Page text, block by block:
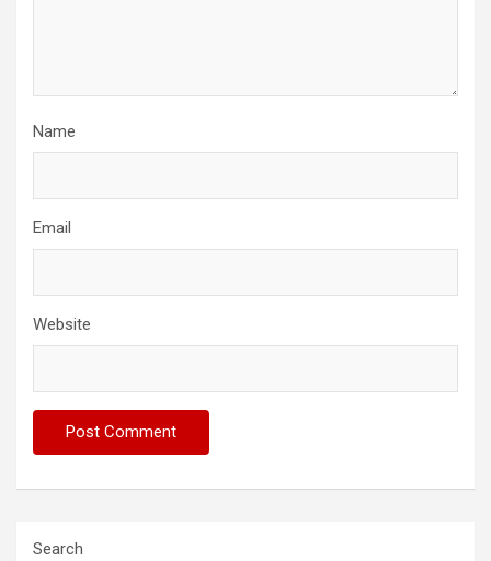
Name
Email
Website
Search